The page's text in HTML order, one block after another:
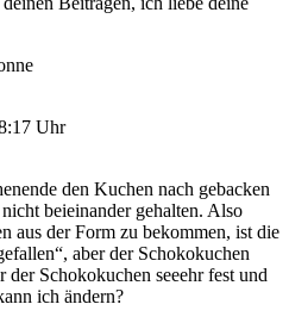
Uhr
den Kuchen nach gebacken
beieinander gehalten. Also
aus der Form zu bekommen, ist die
aber der Schokokuchen
Schokokuchen seeehr fest und
ich ändern?